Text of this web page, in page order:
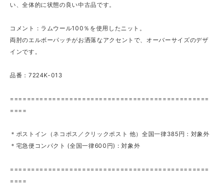
い、全体的に状態の良い中古品です。
コメント：ラムウール100％を使用したニット。
両肘のエルボーパッチがお洒落なアクセントで、オーバーサイズのデザ
インです。
品番：7224K-013
===============================================
====
＊ポストイン（ネコポス／クリックポスト 他）全国一律385円：対象外
＊宅急便コンパクト (全国一律600円)：対象外
===============================================
====